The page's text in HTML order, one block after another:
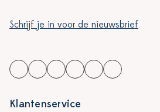
Schrijf je in voor de nieuwsbrief
Klantenservice